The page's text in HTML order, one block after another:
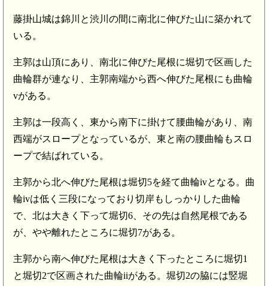
藤掛山城は錦川と渋川の間に南北に伸びた山に築かれて
いる。
主郭は山頂にあり、南北に伸びた尾根に堀切で区画した
曲輪群が連なり、主郭南端から西へ伸びた尾根にも曲輪
vがある。
主郭は一段高く、東から南下に掛けて腰曲輪があり、南
西端がスロープとなっているが、東と南の腰曲輪もスロ
ープで結ばれている。
主郭から北へ伸びた尾根は堀切5を経て曲輪ivとなる。曲
輪ivは低く三段になっており切岸もしっかりした曲輪
で、北は大きく下って堀切6、その先は自然尾根である
が、やや離れたところに堀切7がある。
主郭から南へ伸びた尾根は大きく下ったところに堀切1
と堀切2で区画された曲輪iiがある。堀切2の脇には竪堀